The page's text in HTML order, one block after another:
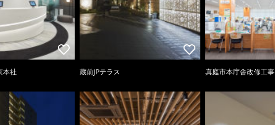
本社 蔵前JPテラス 真庭市本庁舎改修工事